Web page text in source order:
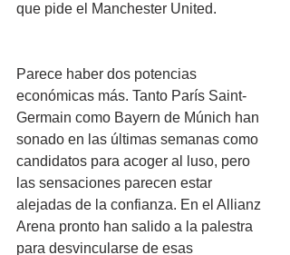
que pide el Manchester United.
Parece haber dos potencias
económicas más. Tanto París Saint-
Germain como Bayern de Múnich han
sonado en las últimas semanas como
candidatos para acoger al luso, pero
las sensaciones parecen estar
alejadas de la confianza. En el Allianz
Arena pronto han salido a la palestra
para desvincularse de esas